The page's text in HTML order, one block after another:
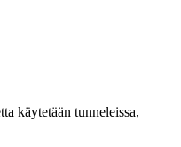
käytetään tunneleissa,